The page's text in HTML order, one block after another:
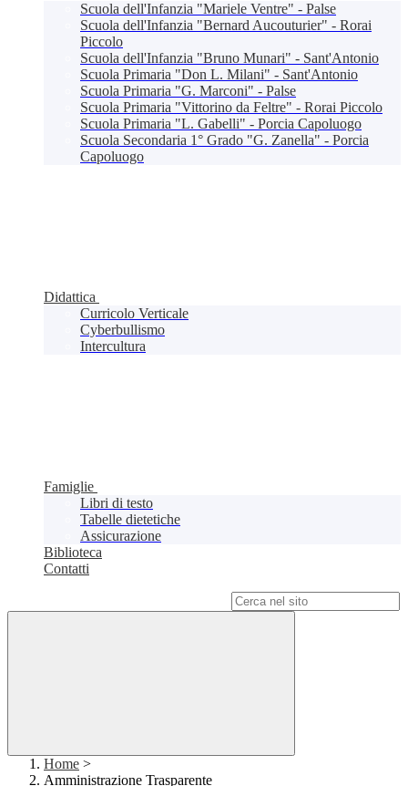
Scuola dell'Infanzia "Mariele Ventre" - Palse
Scuola dell'Infanzia "Bernard Aucouturier" - Rorai
Piccolo
Scuola dell'Infanzia "Bruno Munari" - Sant'Antonio
Scuola Primaria "Don L. Milani" - Sant'Antonio
Scuola Primaria "G. Marconi" - Palse
Scuola Primaria "Vittorino da Feltre" - Rorai Piccolo
Scuola Primaria "L. Gabelli" - Porcia Capoluogo
Scuola Secondaria 1° Grado "G. Zanella" - Porcia
Capoluogo
Didattica
Curricolo Verticale
Cyberbullismo
Intercultura
Famiglie
Libri di testo
Tabelle dietetiche
Assicurazione
Biblioteca
Contatti
Home >
Amministrazione Trasparente